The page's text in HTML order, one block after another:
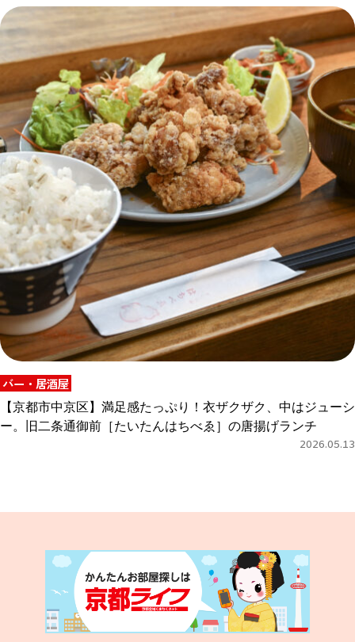
バー・居酒屋
【京都市中京区】満足感たっぷり！衣ザクザク、中はジューシ
ー。旧二条通御前［たいたんはちべゑ］の唐揚げランチ
2026.05.13